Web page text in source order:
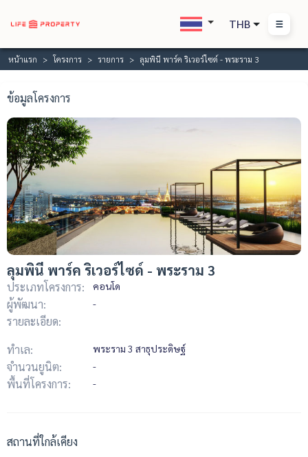
THB
หน้าแรก โครงการ รายการ ลุมพินี พาร์ค ริเวอร์ไซด์ - พระราม 3
ข้อมูลโครงการ
ลุมพินี พาร์ค ริเวอร์ไซด์ - พระราม 3
ประเภทโครงการ: คอนโด
ผู้พัฒนา: -
รายละเอียด:
ทำเล:
พระราม 3 สาธุประดิษฐ์
จำนวนยูนิต: -
พื้นที่โครงการ: -
สถานที่ใกล้เคียง